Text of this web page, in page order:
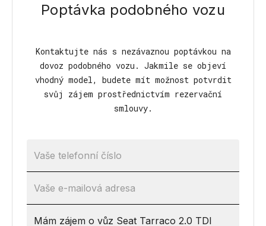
Poptávka podobného vozu
Kontaktujte nás s nezávaznou poptávkou na
dovoz podobného vozu. Jakmile se objeví
vhodný model, budete mít možnost potvrdit
svůj zájem prostřednictvím rezervační
smlouvy.